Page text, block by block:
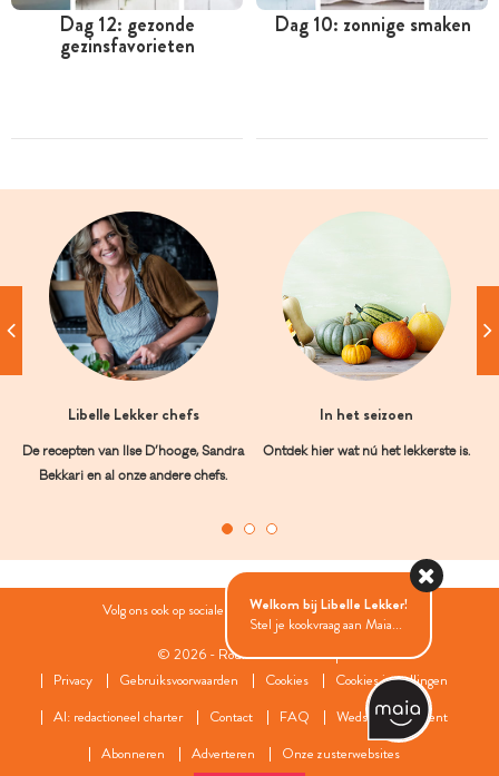
Dag 12: gezonde
gezinsfavorieten
Dag 10: zonnige smaken
Libelle Lekker chefs
De recepten van Ilse D’hooge, Sandra
Bekkari en al onze andere chefs.
In het seizoen
Ontdek hier wat nú het lekkerste is.
Volg ons ook op sociale media:
© 2026 - Roularta Media Group
Privacy
Gebruiksvoorwaarden Cookies
Cookies instellingen
AI: redactioneel charter
Contact FAQ
Wedstrijdreglement
Abonneren
Adverteren Onze zusterwebsites
Welkom bij Libelle Lekker!
Stel je kookvraag aan Maia...